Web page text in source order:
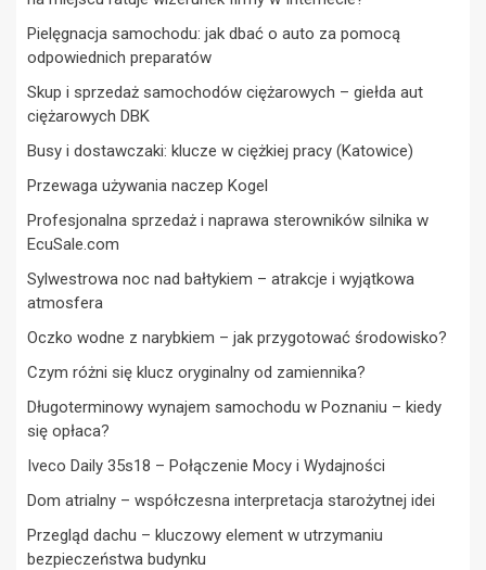
Pielęgnacja samochodu: jak dbać o auto za pomocą
odpowiednich preparatów
Skup i sprzedaż samochodów ciężarowych – giełda aut
ciężarowych DBK
Busy i dostawczaki: klucze w ciężkiej pracy (Katowice)
Przewaga używania naczep Kogel
Profesjonalna sprzedaż i naprawa sterowników silnika w
EcuSale.com
Sylwestrowa noc nad bałtykiem – atrakcje i wyjątkowa
atmosfera
Oczko wodne z narybkiem – jak przygotować środowisko?
Czym różni się klucz oryginalny od zamiennika?
Długoterminowy wynajem samochodu w Poznaniu – kiedy
się opłaca?
Iveco Daily 35s18 – Połączenie Mocy i Wydajności
Dom atrialny – współczesna interpretacja starożytnej idei
Przegląd dachu – kluczowy element w utrzymaniu
bezpieczeństwa budynku